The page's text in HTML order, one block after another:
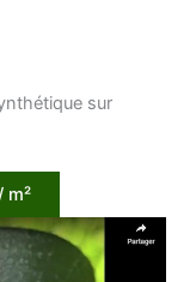
sur
m²